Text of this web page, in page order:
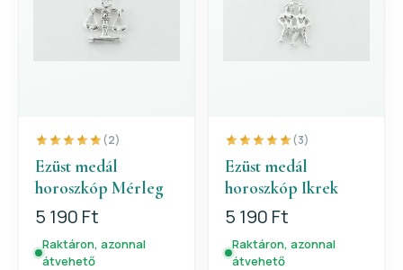
(2)
Ezüst medál
horoszkóp Mérleg
5 190 Ft
Raktáron, azonnal
átvehető
(3)
Ezüst medál
horoszkóp Ikrek
5 190 Ft
Raktáron, azonnal
átvehető